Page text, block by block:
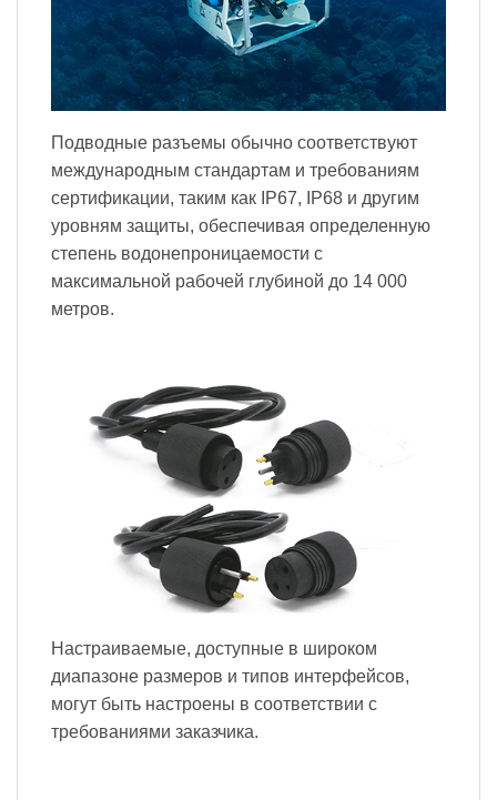
Подводные разъемы обычно соответствуют
международным стандартам и требованиям
сертификации, таким как IP67, IP68 и другим
уровням защиты, обеспечивая определенную
степень водонепроницаемости с
максимальной рабочей глубиной до 14 000
метров.
Настраиваемые, доступные в широком
диапазоне размеров и типов интерфейсов,
могут быть настроены в соответствии с
требованиями заказчика.